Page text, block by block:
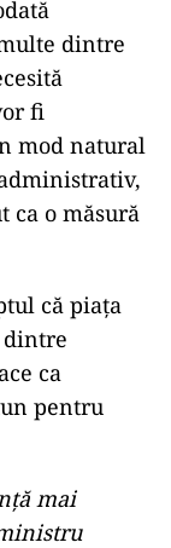
dintre
fi
mod natural
ca o măsură
că piața
dintre
ca
pentru
mai